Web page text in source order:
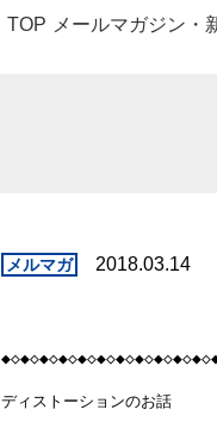
TOP メールマガジン・
2018.03.14
ディストーションのお話